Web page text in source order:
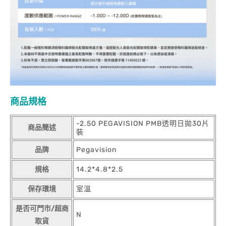
商品規格
商品簡述
-2.50 PEGAVISION PMB透明日拋30片
裝
品牌 Pegavision
規格 14.2*4.8*2.5
保存環境 室溫
是否可門市/超商
取貨
N